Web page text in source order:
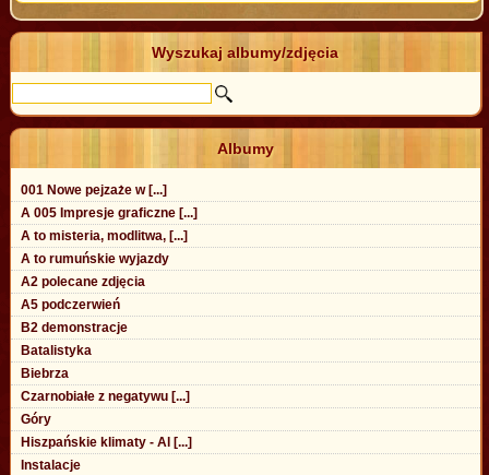
Wyszukaj albumy/zdjęcia
Albumy
001 Nowe pejzaże w [...]
A 005 Impresje graficzne [...]
A to misteria, modlitwa, [...]
A to rumuńskie wyjazdy
A2 polecane zdjęcia
A5 podczerwień
B2 demonstracje
Batalistyka
Biebrza
Czarnobiałe z negatywu [...]
Góry
Hiszpańskie klimaty - Al [...]
Instalacje